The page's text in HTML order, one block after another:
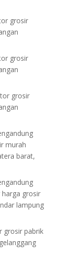
grosir
grosir
grosir
murah
barat,
grosir
lampung
grosir pabrik